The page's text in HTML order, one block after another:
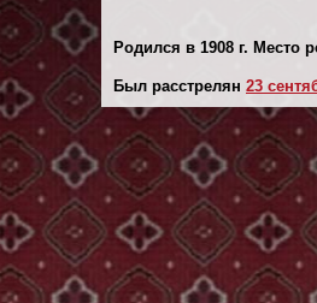
Родился в 1908 г.
Был расстрелян 23